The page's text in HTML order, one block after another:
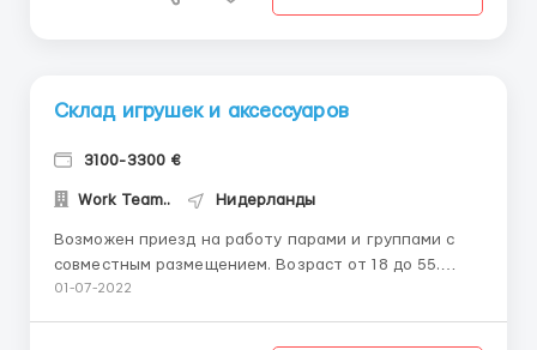
Склад игрушек и аксессуаров
3100-3300 €
Work Team.. Нидерланды
Возможен приезд на работу парами и группами с
совместным размещением. Возраст от 18 до 55.
Оплата труда - 14 € / час. Работа на складе с
01-07-2022